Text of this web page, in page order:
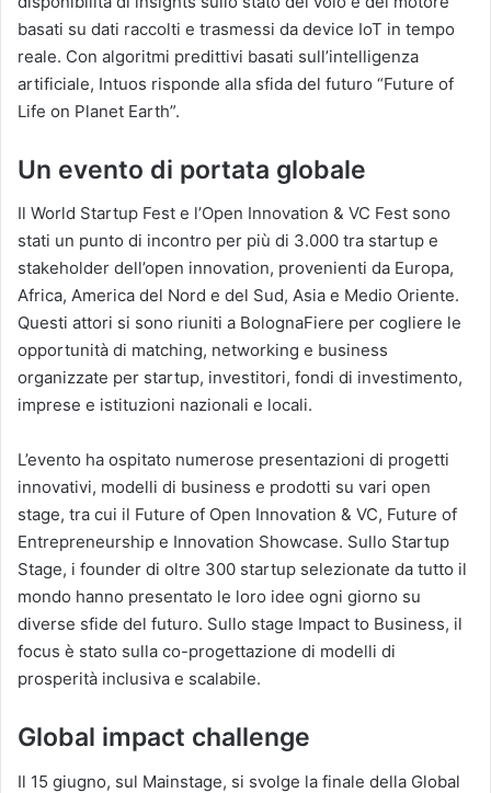
basati su dati raccolti e trasmessi da device IoT in tempo
reale. Con algoritmi predittivi basati sull’intelligenza
artificiale, Intuos risponde alla sfida del futuro “Future of
Life on Planet Earth”.
Un evento di portata globale
Il World Startup Fest e l’Open Innovation & VC Fest sono
stati un punto di incontro per più di 3.000 tra startup e
stakeholder dell’open innovation, provenienti da Europa,
Africa, America del Nord e del Sud, Asia e Medio Oriente.
Questi attori si sono riuniti a BolognaFiere per cogliere le
opportunità di matching, networking e business
organizzate per startup, investitori, fondi di investimento,
imprese e istituzioni nazionali e locali.
L’evento ha ospitato numerose presentazioni di progetti
innovativi, modelli di business e prodotti su vari open
stage, tra cui il Future of Open Innovation & VC, Future of
Entrepreneurship e Innovation Showcase. Sullo Startup
Stage, i founder di oltre 300 startup selezionate da tutto il
mondo hanno presentato le loro idee ogni giorno su
diverse sfide del futuro. Sullo stage Impact to Business, il
focus è stato sulla co-progettazione di modelli di
prosperità inclusiva e scalabile.
Global impact challenge
Il 15 giugno, sul Mainstage, si svolge la finale della Global